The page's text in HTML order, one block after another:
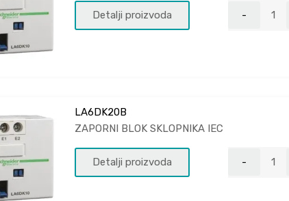
Detalji proizvoda
LA6DK20B
ZAPORNI BLOK SKLOPNIKA IEC
Detalji proizvoda